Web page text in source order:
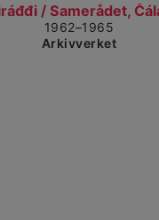
Gå til
1962–1965
Arkivverket